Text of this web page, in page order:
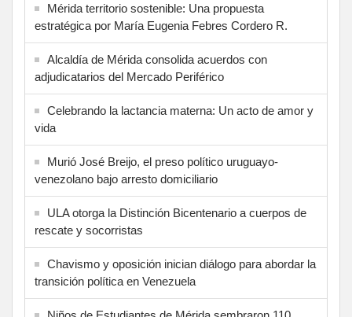
Mérida territorio sostenible: Una propuesta
estratégica por María Eugenia Febres Cordero R.
Alcaldía de Mérida consolida acuerdos con
adjudicatarios del Mercado Periférico
Celebrando la lactancia materna: Un acto de amor y
vida
Murió José Breijo, el preso político uruguayo-
venezolano bajo arresto domiciliario
ULA otorga la Distinción Bicentenario a cuerpos de
rescate y socorristas
Chavismo y oposición inician diálogo para abordar la
transición política en Venezuela